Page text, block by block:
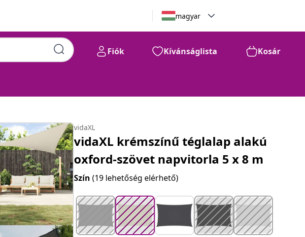
magyar
Fiók Kívánságlista Kosár
41.490 Ft
vidaXL
vidaXL krémszínű téglalap alakú
oxford-szövet napvitorla 5 x 8 m
Szín(19 lehetőség elérhető)